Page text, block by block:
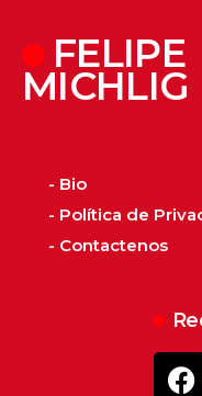
FELIPE
MICHLIG
- Bio
- Política de
- Contactenos